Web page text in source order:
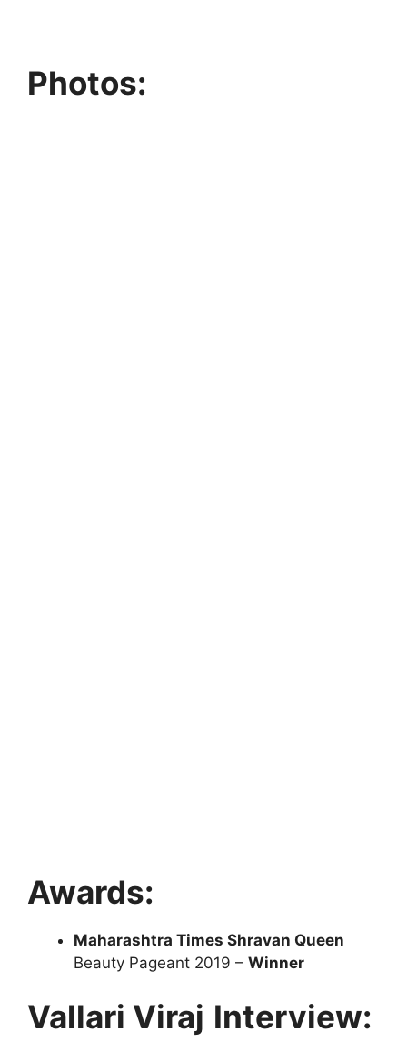
Photos:
Awards:
Maharashtra Times Shravan Queen
Beauty Pageant 2019 – Winner
Vallari Viraj Interview: